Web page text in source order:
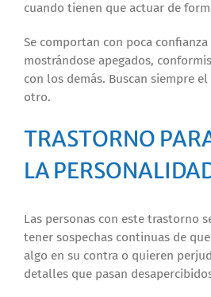
cuando tienen que actuar de
Se comportan con poca confianza
mostrándose apegados,
con los demás. Buscan siempre
otro.
TRASTORNO
LA
Las personas con este trastorno
tener sospechas continuas de
algo en su contra o quieren
detalles que pasan